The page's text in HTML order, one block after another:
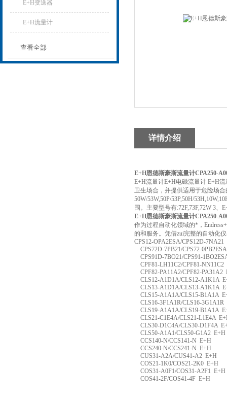
E+H变送器
E+H流量计
查看全部
详情介绍
E+H恩德斯豪斯流量计CPA250-
E+H流量计E+H电磁流量计 E+H
卫生场合，并提供适用于危险场
50W/53W,50P/53P,50H/
围。主要型号有:72F,73F,72W 3
E+H恩德斯豪斯流量计CPA250-
作为过程自动化领域的*，
的和服务。凭借zui完整的自动化
CPS12-OPA2ESA/CPS12D-7NA21
CPS72D-7PB21/CPS72-
CPS91D-7BO21/CPS91-
CPF81-LH11C2/CPF81-NN11C2
CPF82-PA11A2/CPF82-PA31A2
CLS12-A1D1A/CLS12-A1K1A
CLS13-A1D1A/CLS13-A1K1A
CLS15-A1A1A/CLS15-B1A1A
CLS16-3F1A1R/CLS16-3G1A1R
CLS19-A1A1A/CLS19-B1A1A
CLS21-C1E4A/CLS21-L1E4A
CLS30-D1C4A/CLS30-D1F4A
CLS50-A1A1/CLS50-G1A2 E+H
CCS140-N/CCS141-N E+H
CCS240-N/CCS241-N E+H
CUS31-A2A/CUS41-A2 E+H
COS21-1K0/COS21-2K0 E+H
COS31-A0F1/COS31-A2F1 E+H
COS41-2F/COS41-4F E+H